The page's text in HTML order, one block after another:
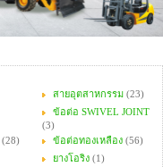
สายอุตสาหกรรม (23)
ข้อต่อ SWIVEL JOINT
(3)
(28) ข้อต่อทองเหลือง (56)
ยางโอริง (1)